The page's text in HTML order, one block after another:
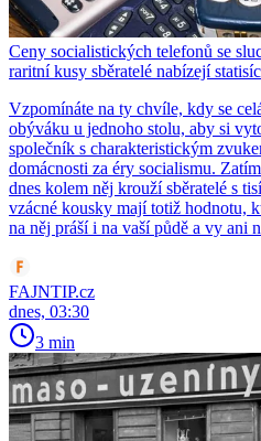
Ceny socialistických telefonů se
raritní kusy sběratelé nabízejí
Vzpomínáte na ty chvíle, kdy se
obýváku u jednoho stolu, aby si
společník s charakteristickým
domácnosti za éry socialismu.
dnes kolem něj krouží sběratelé s
vzácné kousky mají totiž hodnotu,
na něj práší i na vaší půdě a vy ani
FAJNTIP.cz
dnes, 03:30
3 min